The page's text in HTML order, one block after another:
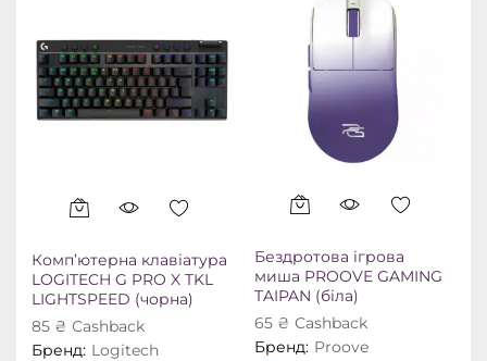
Комп’ютерна клавіатура
LOGITECH G PRO X TKL
LIGHTSPEED (чорна)
85 ₴ Сashback
Бренд: Logitech
Бездротова ігрова
миша PROOVE GAMING
TAIPAN (біла)
65 ₴ Сashback
Бренд: Proove